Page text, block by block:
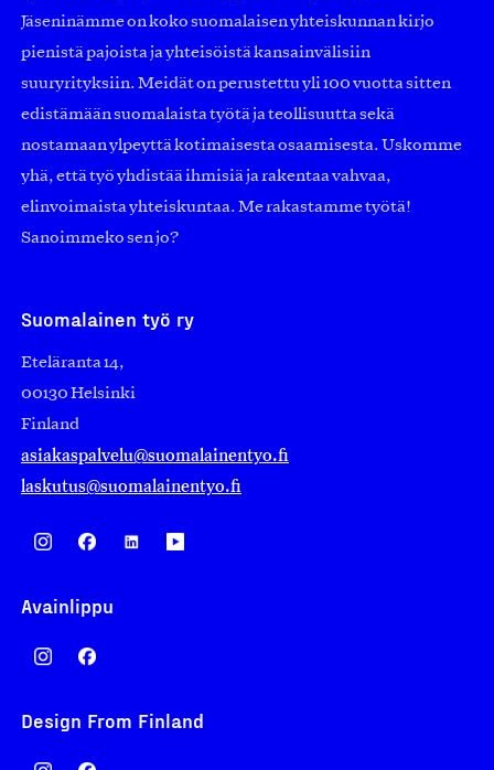
Jäseninämme on koko suomalaisen yhteiskunnan kirjo
pienistä pajoista ja yhteisöistä kansainvälisiin
suuryrityksiin. Meidät on perustettu yli 100 vuotta sitten
edistämään suomalaista työtä ja teollisuutta sekä
nostamaan ylpeyttä kotimaisesta osaamisesta. Uskomme
yhä, että työ yhdistää ihmisiä ja rakentaa vahvaa,
elinvoimaista yhteiskuntaa. Me rakastamme työtä!
Sanoimmeko sen jo?
Suomalainen työ ry
Eteläranta 14,
00130 Helsinki
Finland
asiakaspalvelu@suomalainentyo.fi
laskutus@suomalainentyo.fi
Avainlippu
Design From Finland